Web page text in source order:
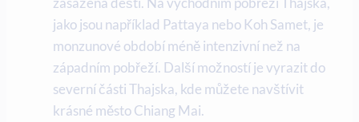
jako jsou například Pattaya nebo Koh Samet, je
monzunové období méně intenzivní než na
západním pobřeží. Další možností je vyrazit do
severní části Thajska, kde můžete navštívit
krásné město Chiang Mai.